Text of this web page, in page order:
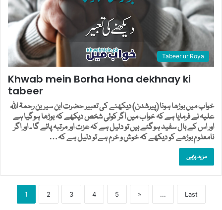
Tabeer ur Roya
Khwab mein Borha Hona dekhnay ki
tabeer
خواب میں بوڑھا ہونا (پیرشدن) دیکھنے کی تعبیر حضرت ابن سیرین رحمۃ اللہ
علیہ نے فرمایا ہے کہ خواب میں اگر کوئی شخص دیکھے کہ بوڑھا ہوگیا ہے
اور اس کے بال سفید ہوگئے ہیں تو دلیل ہے کہ عزت اور مرتبہ پائے گا ۔ اور اگر
نامعلوم بوڑھے کو دیکھے کہ خوش و خرم ہے تو دلیل ہے کہ…
مزید پڑہیں
1 2 3 4 5 » ... Last